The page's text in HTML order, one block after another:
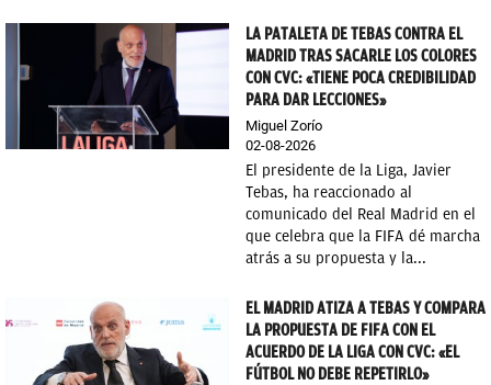
LA PATALETA DE TEBAS CONTRA EL
MADRID TRAS SACARLE LOS COLORES
CON CVC: «TIENE POCA CREDIBILIDAD
PARA DAR LECCIONES»
Miguel Zorío
02-08-2026
El presidente de la Liga, Javier
Tebas, ha reaccionado al
comunicado del Real Madrid en el
que celebra que la FIFA dé marcha
atrás a su propuesta y la...
EL MADRID ATIZA A TEBAS Y COMPARA
LA PROPUESTA DE FIFA CON EL
ACUERDO DE LA LIGA CON CVC: «EL
FÚTBOL NO DEBE REPETIRLO»